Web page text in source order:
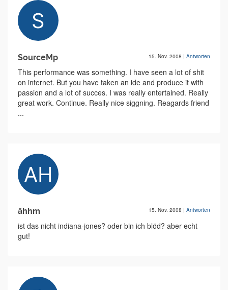
SourceMp 15. Nov. 2008 | Antworten
This performance was something. I have seen a lot of shit
on internet. But you have taken an ide and produce it with
passion and a lot of succes. I was really entertained. Really
great work. Continue. Really nice siggning. Reagards friend
...
ähhm 15. Nov. 2008 | Antworten
ist das nicht indiana-jones? oder bin ich blöd? aber echt
gut!